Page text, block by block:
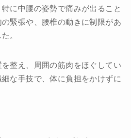
に中腰の姿勢で痛みが出ること
緊張や、腰椎の動きに制限があ
。
整え、周囲の筋肉をほぐしてい
な手技で、体に負担をかけずに